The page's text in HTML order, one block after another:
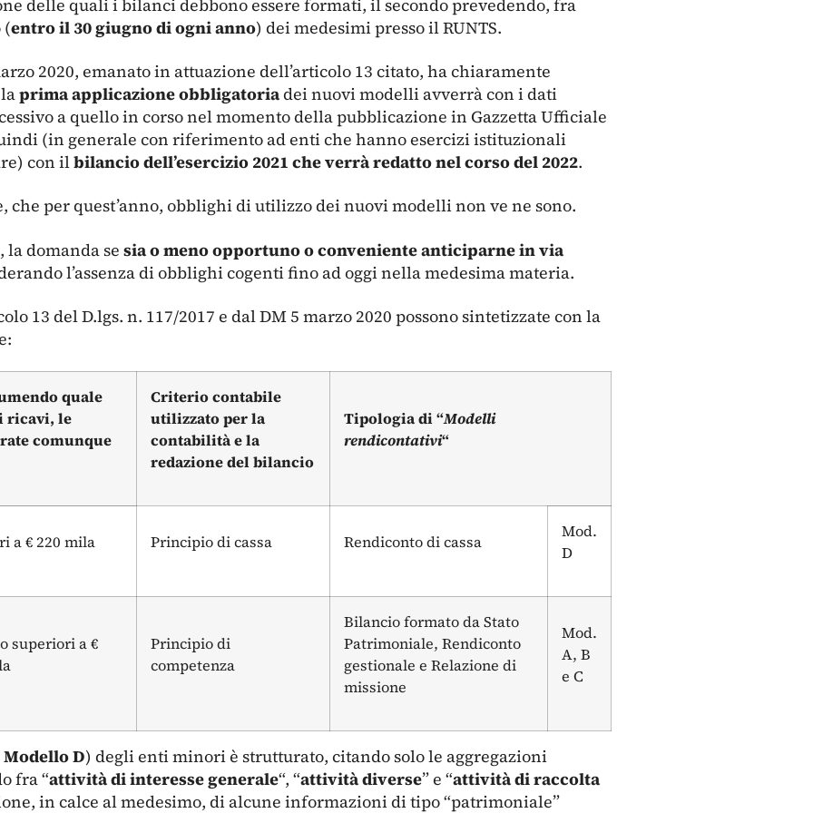
delle quali i bilanci debbono essere formati, il secondo prevedendo, fra
(entro il 30 giugno di ogni anno) dei medesimi presso il RUNTS.
2020, emanato in attuazione dell’articolo 13 citato, ha chiaramente
prima applicazione obbligatoriadei nuovi modelli avverrà con i dati
a quello in corso nel momento della pubblicazione in Gazzetta Ufficiale
(in generale con riferimento ad enti che hanno esercizi istituzionali
con ilbilancio dell’esercizio 2021 che verrà redatto nel corso del 2022.
che per quest’anno, obblighi di utilizzo dei nuovi modelli non ve ne sono.
la domanda se sia o meno opportuno o conveniente anticiparne in via
l’assenza di obblighi cogenti fino ad oggi nella medesima materia.
13 del D.lgs. n. 117/2017 e dal DM 5 marzo 2020 possono sintetizzate con la
quale
ricavi, le
comunque
Criterio contabile
utilizzato per la
contabilità e la
redazione del bilancio
Tipologia di “Modelli
rendicontativi“
a € 220 mila Principio di cassa Rendiconto di cassa
Mod.
D
superiori a €
Principio di
competenza
Bilancio formato da Stato
Patrimoniale, Rendiconto
gestionale e Relazione di
missione
Mod.
A, B
e C
Modello D) degli enti minori è strutturato, citando solo le aggregazioni
fra “attività di interesse generale“, “attività diverse” e “attività di raccolta
in calce al medesimo, di alcune informazioni di tipo “patrimoniale”